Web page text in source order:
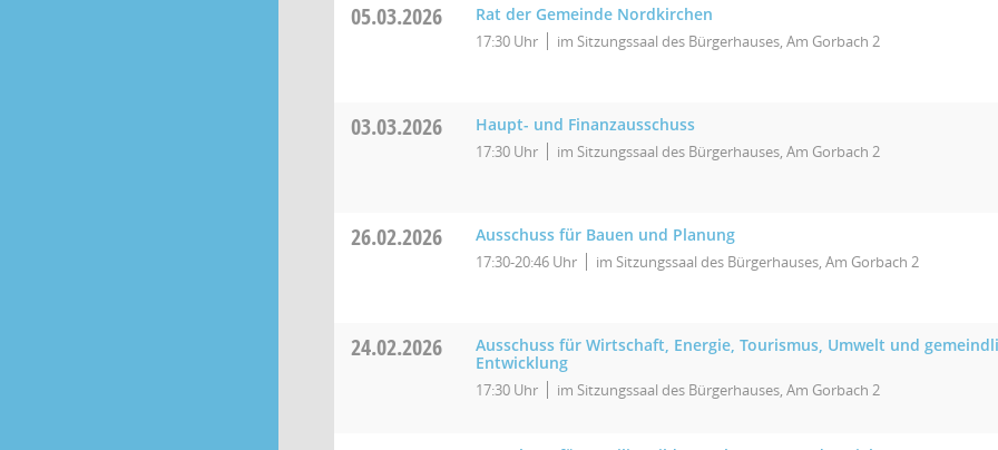
05.03.2026 Rat der Gemeinde Nordkirchen
17:30 Uhr im Sitzungssaal des Bürgerhauses, Am Gorbach 2
03.03.2026 Haupt- und Finanzausschuss
17:30 Uhr im Sitzungssaal des Bürgerhauses, Am Gorbach 2
26.02.2026 Ausschuss für Bauen und Planung
17:30-20:46 Uhr im Sitzungssaal des Bürgerhauses, Am Gorbach 2
24.02.2026
Ausschuss für Wirtschaft, Energie, Tourismus, Umwelt und
Entwicklung
17:30 Uhr im Sitzungssaal des Bürgerhauses, Am Gorbach 2